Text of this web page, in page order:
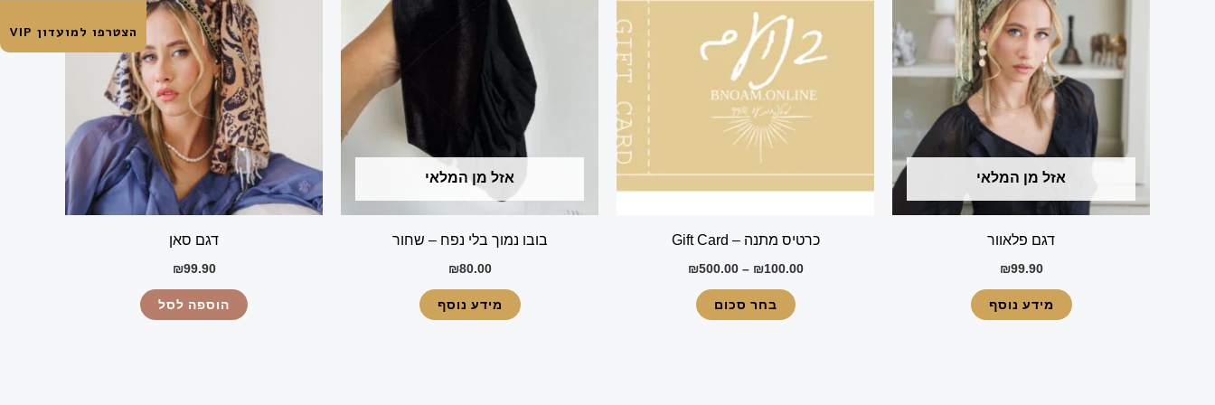
אזל מן המלאי
דגם פלאוור
₪99.90
מידע נוסף
כרטיס מתנה – Gift Card
₪100.00
–
₪500.00
בחר סכום
האפשרויות
המוצר
אזל מן המלאי
בובו נמוך בלי נפח – שחור
₪80.00
מידע נוסף
דגם סאן
₪99.90
הוספה לסל
הצטרפו למועדון VIP